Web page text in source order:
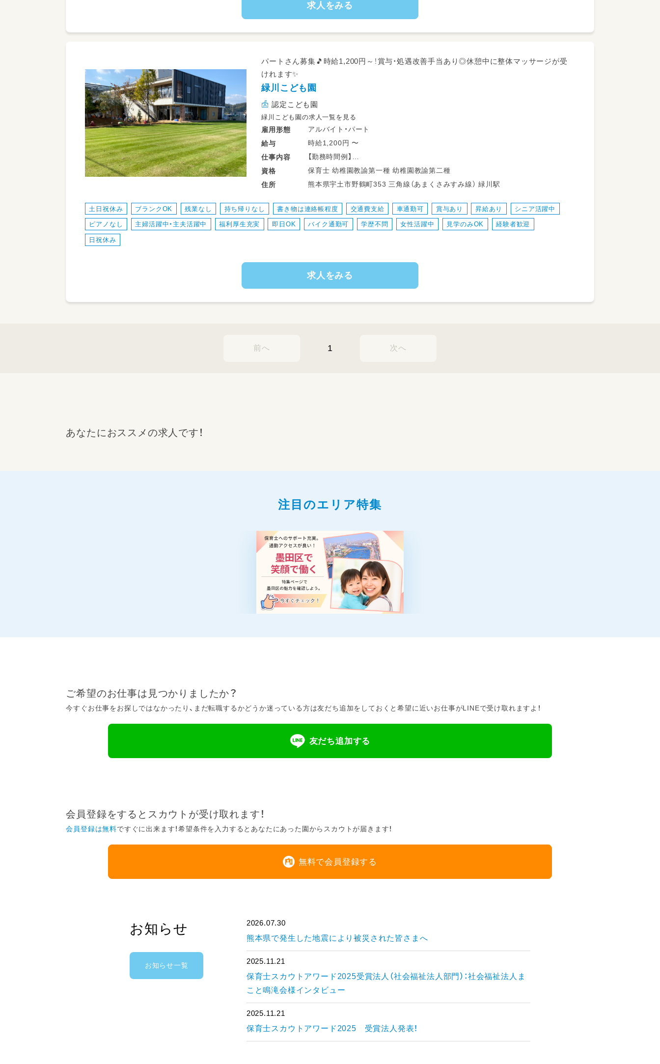
求人をみる
パートさん募集🎵時給1,200円～！賞与・処遇改善手当あり◎休憩中に整体マッサージが受
けれます✨
緑川こども園
認定こども園
緑川こども園の求人一覧を見る
雇用形態
アルバイト・パート
給与
時給1,200円 〜
仕事内容
【勤務時間例】
9:00～17:00
8:00～16:00
※上記の中で相談可能です♪
【給与】
【手当】
・処遇改善手当（月10,000円程度～）
0歳児クラスを予定しています（他もご相談ください）
資格
保育士 幼稚園教諭第一種 幼稚園教諭第二種
住所
熊本県宇土市野鶴町353 三角線（あまくさみすみ線） 緑川駅
土日祝休み ブランクOK 残業なし 持ち帰りなし 書き物は連絡帳程度 交通費支給 車通勤可 賞与あり 昇給あり シニア活躍中
ピアノなし 主婦活躍中・主夫活躍中 福利厚生充実 即日OK バイク通勤可 学歴不問 女性活躍中 見学のみOK 経験者歓迎
日祝休み
求人をみる
前へ 1 次へ
あなたにおススメの求人です！
注目のエリア特集
ご希望のお仕事は見つかりましたか？
今すぐお仕事をお探しではなかったり、まだ転職するかどうか迷っている方は友だち追加をしておくと希望に近いお仕事がLINEで受け取れますよ！
友だち追加する
会員登録をするとスカウトが受け取れます！
会員登録は無料ですぐに出来ます！希望条件を入力するとあなたにあった園からスカウトが届きます！
無料で会員登録する
お知らせ
お知らせ一覧
2026.07.30
熊本県で発生した地震により被災された皆さまへ
2025.11.21
保育士スカウトアワード2025受賞法人（社会福祉法人部門）：社会福祉法人ま
こと鳴滝会様インタビュー
2025.11.21
保育士スカウトアワード2025 受賞法人発表！